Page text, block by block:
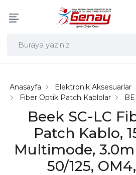
Beek SC-LC
Patch Kablo,
Multimode,
50/125,
Anasayfa Elektronik Aksesuarlar
Fiber Optik Patch Kablolar